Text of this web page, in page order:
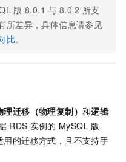
版 8.0.1 与 8.0.2 所支
所差异，具体信息请参见
比。
理迁移（物理复制） 和逻辑
RDS 实例的 MySQL 版
的迁移方式，且不支持手